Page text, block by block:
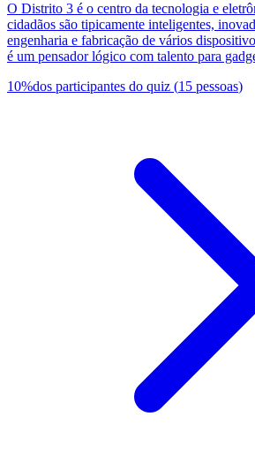
O Distrito 3 é o centro da tecnologia e
cidadãos são tipicamente inteligentes,
engenharia e fabricação de vários
é um pensador lógico com talento para
10%dos participantes do quiz (15 pessoas)